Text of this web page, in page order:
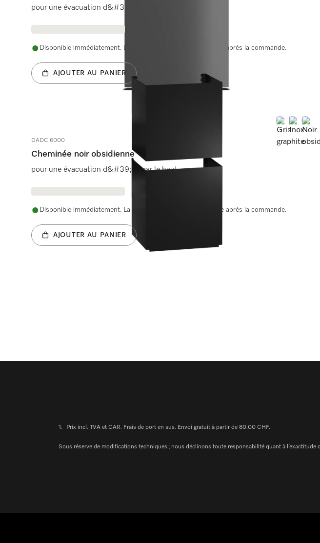
pour une évacuation d&#39;air par le haut.
Disponible immédiatement. La date de livraison est convenue après la commande.
AJOUTER AU PANIER
Couleur:
Couleur:
DADC 6000
Cheminée noir obsidienne
pour une évacuation d&#39;air par le haut.
Disponible immédiatement. La date de livraison est convenue après la commande.
AJOUTER AU PANIER
1. Prix incl. TVA et CAR. Frais de port en sus. Envoi gratuit à partir de 80.00 CHF.
Sous réserve de modifications techniques ; nous déclinons toute responsabilité quant à l’exactitude